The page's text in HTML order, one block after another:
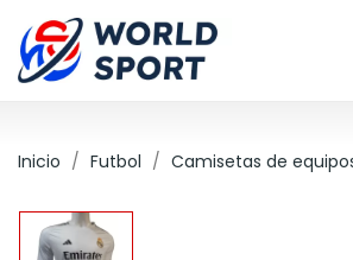
Inicio Futbol Camisetas de